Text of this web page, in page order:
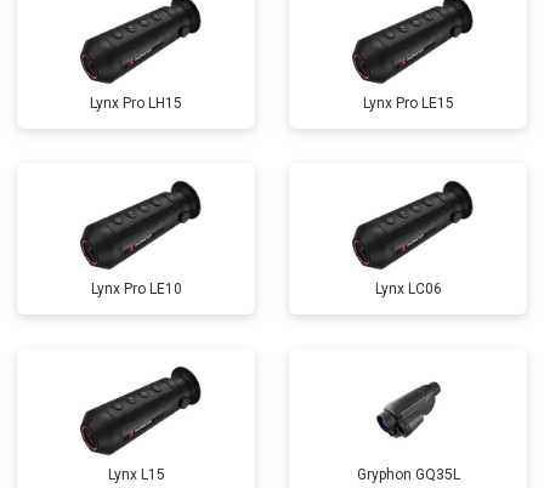
Lynx Pro LH15 Lynx Pro LE15
Lynx Pro LE10 Lynx LC06
Lynx L15 Gryphon GQ35L